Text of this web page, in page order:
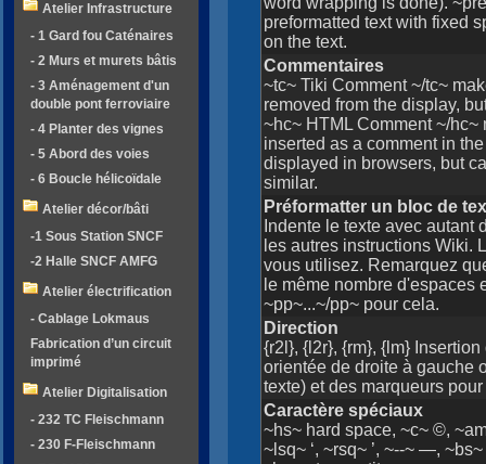
preformatted text with fixed
on the text.
Commentaires
~tc~ Tiki Comment ~/tc~
removed from the display,
~hc~ HTML Comment ~/
inserted as a comment in
displayed in browsers, but
similar.
Préformatter un bloc de
Indente le texte avec
les autres instructions Wiki.
vous utilisez. Remarquez
le même nombre d'espaces
~pp~...~/pp~ pour cela.
Direction
{r2l}, {l2r}, {rm}, {lm}
orientée de droite à gauche
texte) et des marqueurs
Caractère spéciaux
~hs~ hard space, ~c~ ©,
~lsq~ ‘, ~rsq~ ’, ~--~ —,
Atelier Infrastructure
- 1 Gard fou Caténaires
- 2 Murs et murets bâtis
- 3 Aménagement d'un
double pont ferroviaire
- 4 Planter des vignes
- 5 Abord des voies
- 6 Boucle hélicoïdale
Atelier décor/bâti
-1 Sous Station SNCF
-2 Halle SNCF AMFG
Atelier électrification
- Cablage Lokmaus
Fabrication d’un circuit
imprimé
Atelier Digitalisation
- 232 TC Fleischmann
- 230 F-Fleischmann